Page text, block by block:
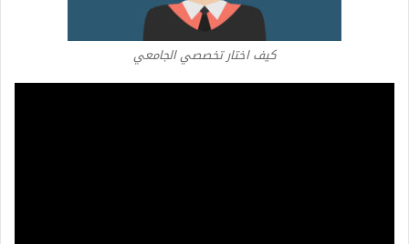
كيف اختار تخصصي الجامعي